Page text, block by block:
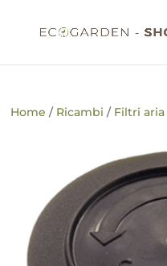
Home / Ricambi / Filtri aria